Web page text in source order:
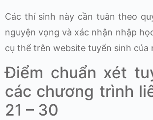
Các thí sinh này cần tuân theo
nguyện vọng và xác nhận nhập
cụ thể trên website tuyển sinh của
Điểm chuẩn xét
các chương trình
21 – 30